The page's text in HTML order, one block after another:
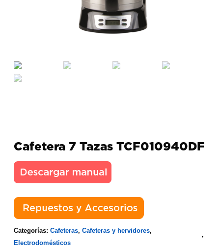
Cafetera 7 Tazas TCF010940DF
Categorías: Cafeteras, Cafeteras y hervidores,
Electrodomésticos